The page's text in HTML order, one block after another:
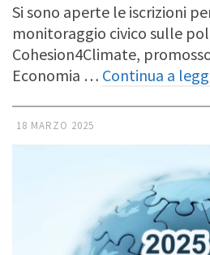
Si sono aperte le iscrizioni
monitoraggio civico sulle
Cohesion4Climate,
Economia … Continua a
18 MARZO 2025